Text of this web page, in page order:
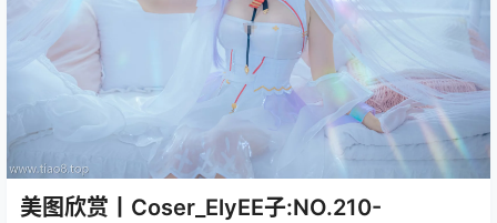
美图欣赏丨Coser_ElyEE子:NO.210-